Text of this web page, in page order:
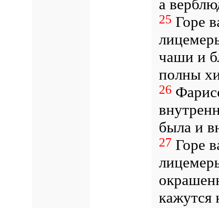
а
25 Горе
чаши и
полны
26
была и
27 Горе
кажутся